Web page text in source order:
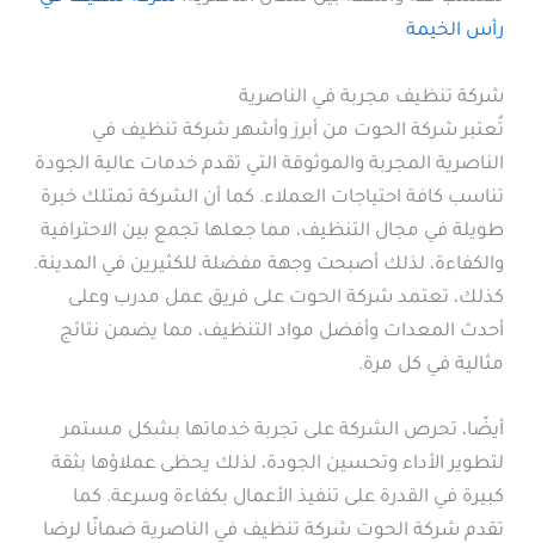
رأس الخيمة
شركة تنظيف مجربة في الناصرية
تُعتبر شركة الحوت من أبرز وأشهر شركة تنظيف في
الناصرية المجربة والموثوقة التي تقدم خدمات عالية الجودة
تناسب كافة احتياجات العملاء. كما أن الشركة تمتلك خبرة
طويلة في مجال التنظيف، مما جعلها تجمع بين الاحترافية
والكفاءة، لذلك أصبحت وجهة مفضلة للكثيرين في المدينة.
كذلك، تعتمد شركة الحوت على فريق عمل مدرب وعلى
أحدث المعدات وأفضل مواد التنظيف، مما يضمن نتائج
مثالية في كل مرة.
أيضًا، تحرص الشركة على تجربة خدماتها بشكل مستمر
لتطوير الأداء وتحسين الجودة، لذلك يحظى عملاؤها بثقة
كبيرة في القدرة على تنفيذ الأعمال بكفاءة وسرعة. كما
تقدم شركة الحوت شركة تنظيف في الناصرية ضمانًا لرضا